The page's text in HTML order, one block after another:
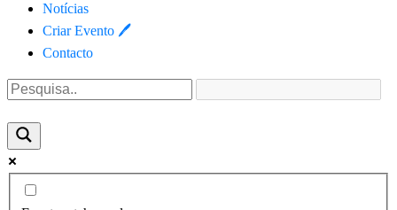
Notícias
Criar Evento 🖊
Contacto